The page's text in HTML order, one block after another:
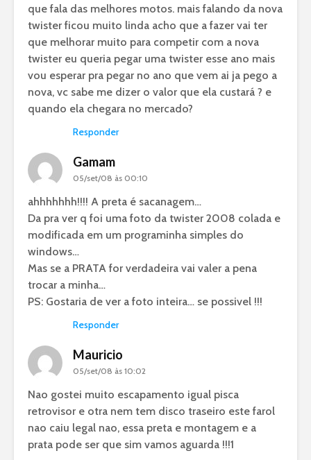
que fala das melhores motos. mais falando da nova
twister ficou muito linda acho que a fazer vai ter
que melhorar muito para competir com a nova
twister eu queria pegar uma twister esse ano mais
vou esperar pra pegar no ano que vem ai ja pego a
nova, vc sabe me dizer o valor que ela custará ? e
quando ela chegara no mercado?
Responder
Gamam
05/set/08 às 00:10
ahhhhhhh!!!! A preta é sacanagem…
Da pra ver q foi uma foto da twister 2008 colada e
modificada em um programinha simples do
windows…
Mas se a PRATA for verdadeira vai valer a pena
trocar a minha…
PS: Gostaria de ver a foto inteira… se possivel !!!
Responder
Mauricio
05/set/08 às 10:02
Nao gostei muito escapamento igual pisca
retrovisor e otra nem tem disco traseiro este farol
nao caiu legal nao, essa preta e montagem e a
prata pode ser que sim vamos aguarda !!!1